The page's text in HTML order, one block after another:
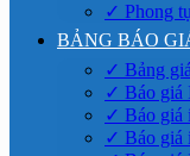
✓ Phong
BẢNG BÁO
✓ Bảng
✓ Báo giá
✓ Báo giá
✓ Báo giá